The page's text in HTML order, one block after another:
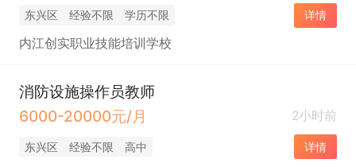
东兴区 经验不限 学历不限 详情
内江创实职业技能培训学校
消防设施操作员教师
6000-20000元/月
2小时前
东兴区 经验不限 高中 详情